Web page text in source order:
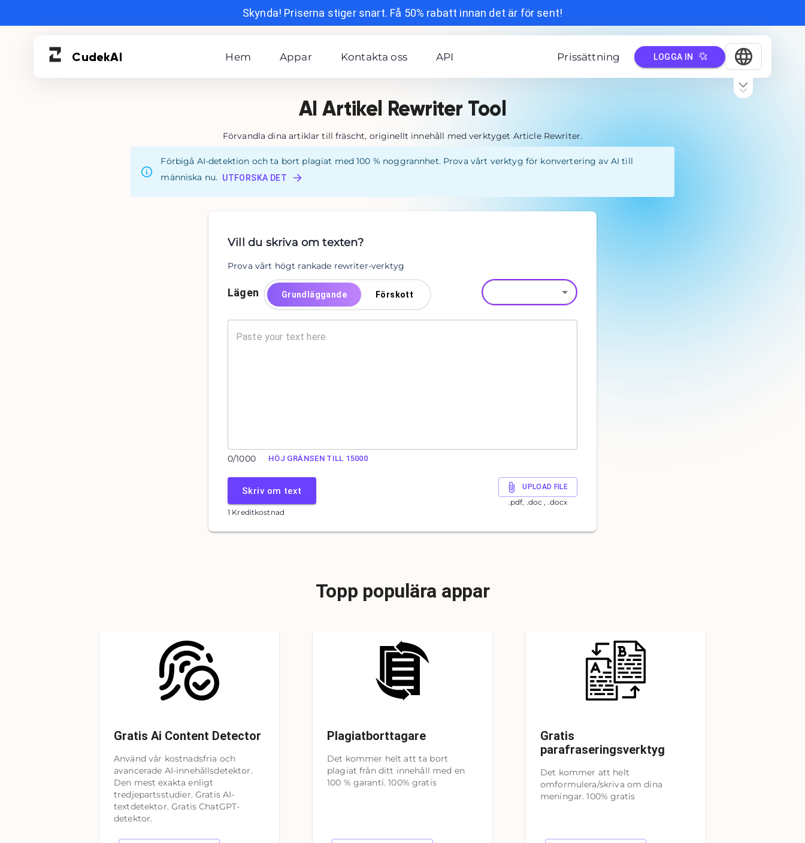
Skynda! Priserna stiger snart. Få 50% rabatt innan det är för sent!
CudekAI Hem Appar Kontakta oss API Prissättning LOGGA IN
AI Artikel Rewriter Tool
Förvandla dina artiklar till fräscht, originellt innehåll med verktyget Article Rewriter.
Förbigå AI-detektion och ta bort plagiat med 100 % noggrannhet. Prova vårt verktyg för konvertering av AI till
människa nu. UTFORSKA DET
Vill du skriva om texten?
Prova vårt högt rankade rewriter-verktyg
Lägen Grundläggande Förskott
0/1000 HÖJ GRÄNSEN TILL 15000
Skriv om text UPLOAD FILE
.pdf, .doc , .docx
1 Kreditkostnad
Topp populära appar
Gratis Ai Content Detector
Använd vår kostnadsfria och
avancerade AI-innehållsdetektor.
Den mest exakta enligt
tredjepartsstudier. Gratis AI-
textdetektor. Gratis ChatGPT-
detektor.
Plagiatborttagare
Det kommer helt att ta bort
plagiat från ditt innehåll med en
100 % garanti. 100% gratis
Gratis
parafraseringsverktyg
Det kommer att helt
omformulera/skriva om dina
meningar. 100% gratis